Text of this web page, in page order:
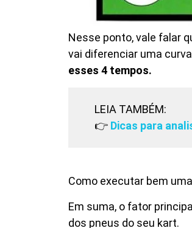
Nesse ponto, vale falar
vai diferenciar uma
esses 4 tempos.
LEIA TAMBÉM:
👉 Dicas para
Como executar bem
Em suma, o fator
dos pneus do seu kart.